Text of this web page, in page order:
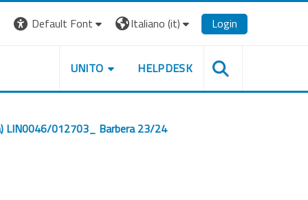
Default Font
Italiano ‎(it)‎ Login
UNITO HELPDESK
LIN0046/012703_ Barbera 23/24